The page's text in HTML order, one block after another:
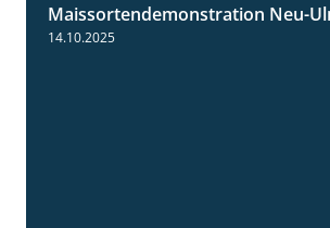
Maissortendemonstration Neu-
14.10.2025